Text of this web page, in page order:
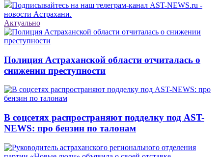
Подписывайтесь на наш телеграм-канал AST-NEWS.ru -
новости Астрахани.
Актуально
Полиция Астраханской области отчиталась о
снижении преступности
В соцсетях распространяют подделку под AST-
NEWS: про бензин по талонам